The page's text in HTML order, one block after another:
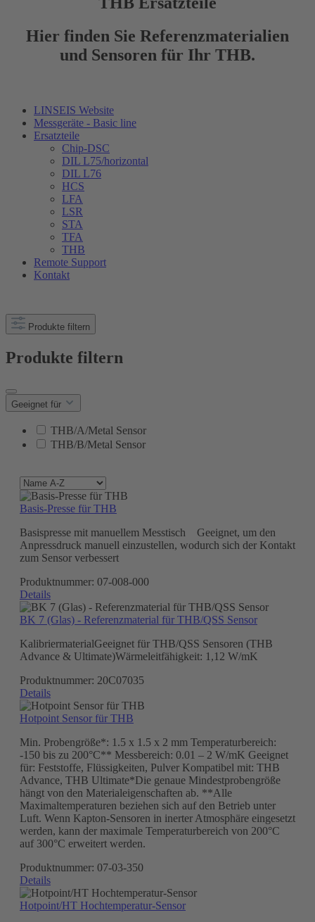
Hier finden Sie Referenzmaterialien
und Sensoren für Ihr THB.
LINSEIS Website
Messgeräte - Basic line
Ersatzteile
Chip-DSC
DIL L75/horizontal
DIL L76
HCS
LFA
LSR
STA
TFA
THB
Remote Support
Kontakt
Produkte filtern
Produkte filtern
Geeignet für
THB/A/Metal Sensor
THB/B/Metal Sensor
Basis-Presse für THB
Basispresse mit manuellem Messtisch Geeignet, um den
Anpressdruck manuell einzustellen, wodurch sich der Kontakt
zum Sensor verbessert
Produktnummer: 07-008-000
Details
BK 7 (Glas) - Referenzmaterial für THB/QSS Sensor
KalibriermaterialGeeignet für THB/QSS Sensoren (THB
Advance & Ultimate)Wärmeleitfähigkeit: 1,12 W/mK
Produktnummer: 20C07035
Details
Hotpoint Sensor für THB
Min. Probengröße*: 1.5 x 1.5 x 2 mm Temperaturbereich:
-150 bis zu 200°C** Messbereich: 0.01 – 2 W/mK Geeignet
für: Feststoffe, Flüssigkeiten, Pulver Kompatibel mit: THB
Advance, THB Ultimate*Die genaue Mindestprobengröße
hängt von den Materialeigenschaften ab. **Alle
Maximaltemperaturen beziehen sich auf den Betrieb unter
Luft. Wenn Kapton-Sensoren in inerter Atmosphäre eingesetzt
werden, kann der maximale Temperaturbereich von 200°C
auf 300°C erweitert werden.
Produktnummer: 07-03-350
Details
Hotpoint/HT Hochtemperatur-Sensor